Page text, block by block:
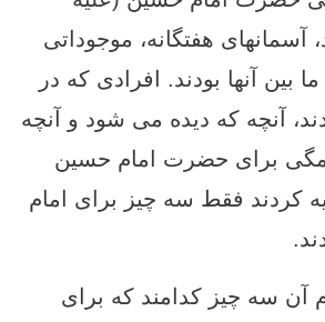
آسمانهاى هفتگانه، موجوداتى
بين آنها بودند. افرادى كه در
آنچه كه ديده مى‏ شود و آنچه
براى حضرت امام حسین
كردند فقط سه چيز براى امام
آن سه چيز كدامند كه براى